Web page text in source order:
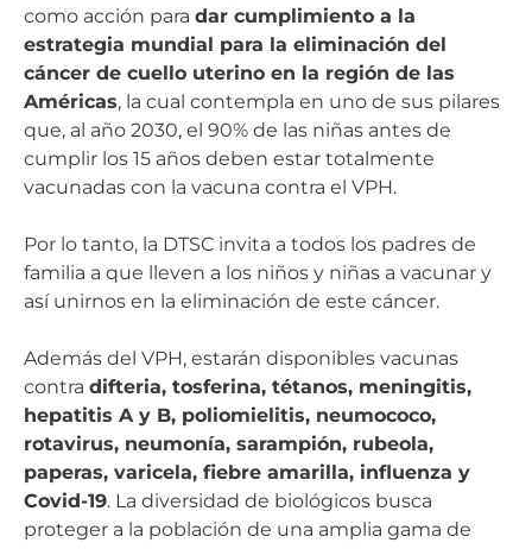
como acción para dar cumplimiento a la
estrategia mundial para la eliminación del
cáncer de cuello uterino en la región de las
Américas, la cual contempla en uno de sus pilares
que, al año 2030, el 90% de las niñas antes de
cumplir los 15 años deben estar totalmente
vacunadas con la vacuna contra el VPH.
Por lo tanto, la DTSC invita a todos los padres de
familia a que lleven a los niños y niñas a vacunar y
así unirnos en la eliminación de este cáncer.
Además del VPH, estarán disponibles vacunas
contra difteria, tosferina, tétanos, meningitis,
hepatitis A y B, poliomielitis, neumococo,
rotavirus, neumonía, sarampión, rubeola,
paperas, varicela, fiebre amarilla, influenza y
Covid-19. La diversidad de biológicos busca
proteger a la población de una amplia gama de